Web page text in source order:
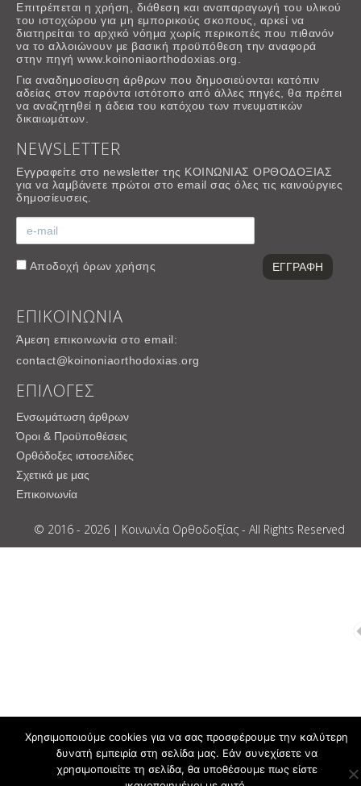
Επιτρέπεται η χρήση, διάθεση και αναπαραγωγή του υλικού
του ιστοχώρου για μη εμπορικούς σκοπους, αρκεί να
διατηρείται το αρχικό νόημα χωρίς περικοπές που πιθανόν
να το αλλοιώνουν με βασική προϋπόθεση την αναφορά
στην πηγή www.koinoniaorthodoxias.org.
Για αναδημοσίευση άρθρων που δημοσιεύονται κατόπιν
αδείας στον παρόντα ιστότοπο από άλλες πηγές, θα πρέπει
να αναζητηθεί η άδεια του κατόχου των πνευματικών
δικαιωμάτων.
NEWSLETTER
Εγγραφείτε στο newsletter της ΚΟΙΝΩΝΙΑΣ ΟΡΘΟΔΟΞΙΑΣ
για να λαμβάνετε πρώτοι στο email σας όλες τις καινούργιες
δημοσίευσεις.
Αποδοχή όρων χρήσης
ΕΠΙΚΟΙΝΩΝΙΑ
Άμεση επικοινωνία στο email:
contact@koinoniaorthodoxias.org
ΕΠΙΛΟΓΕΣ
Ενσωμάτωση άρθρων
Όροι & Προϋποθέσεις
Ορθόδοξες ιστοσελίδες
Σχετικά με μας
Επικοινωνία
© 2016 - 2026 | Κοινωνία Ορθοδοξίας - All Rights Reserved
Χρησιμοποιούμε cookies για να σας προσφέρουμε την καλύτερη
δυνατή εμπειρία στη σελίδα μας. Εάν συνεχίσετε να
χρησιμοποιείτε τη σελίδα, θα υποθέσουμε πως είστε